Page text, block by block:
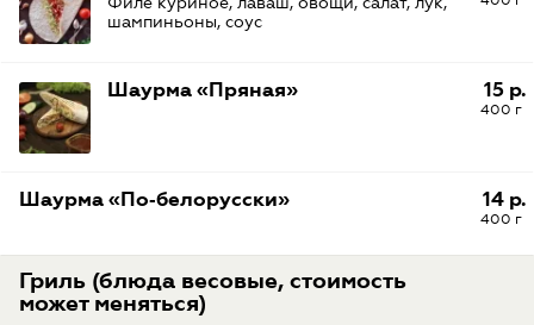
шампиньоны, соус
15 р.
400 г
Шаурма «Пряная»
14 р.
400 г
Шаурма «По‑белорусски»
Гриль (блюда весовые, стоимость
может меняться)